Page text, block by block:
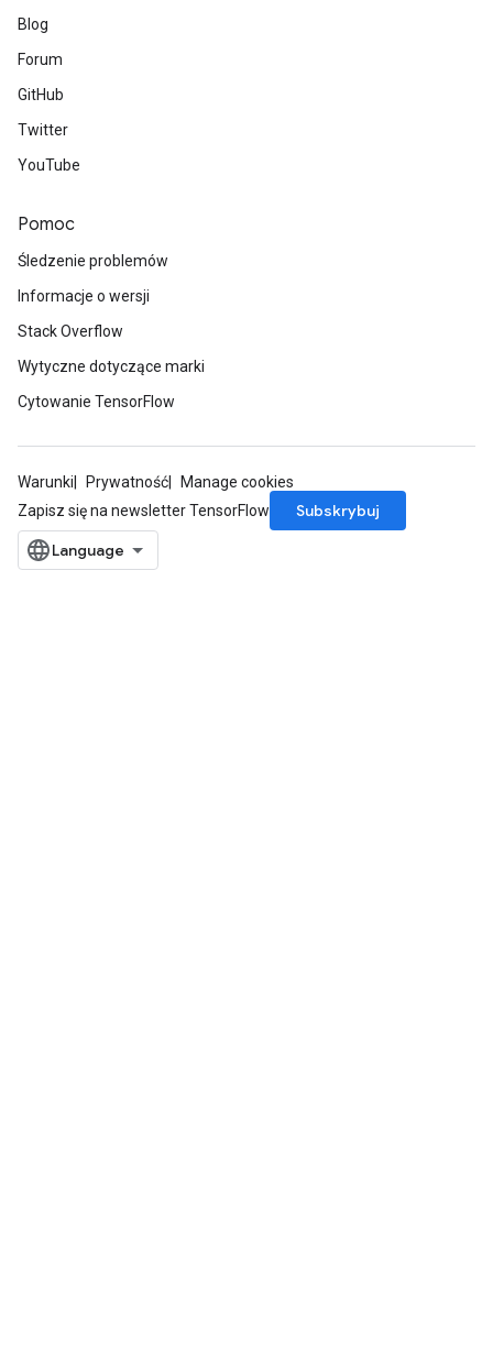
Blog
Forum
GitHub
Twitter
YouTube
Pomoc
Śledzenie problemów
Informacje o wersji
Stack Overflow
Wytyczne dotyczące marki
Cytowanie TensorFlow
Warunki Prywatność
Manage cookies
Zapisz się na newsletter TensorFlow
Subskrybuj